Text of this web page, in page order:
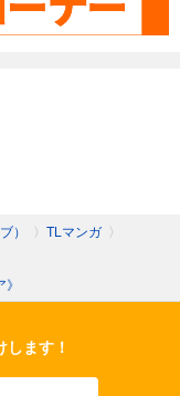
） 〉 TLマンガ 〉
します！